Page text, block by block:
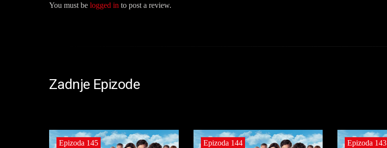
You must be logged in to post a review.
Zadnje Epizode
Epizoda 145 Epizoda 144 Epizoda 143